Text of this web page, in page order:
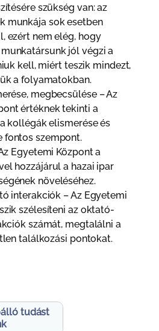
szükség van: az
munkája sok esetben
ezért nem elég, hogy
jól végzi a
kell, miért teszik mindezt,
a folyamatokban.
megbecsülése – Az
értéknek tekinti a
kollégák elismerése és
fontos szempont.
Egyetemi Központ a
hozzájárul a hazai ipar
növeléséhez.
interakciók – Az Egyetemi
szélesíteni az oktató-
számát, megtalálni a
találkozási pontokat.
tudást